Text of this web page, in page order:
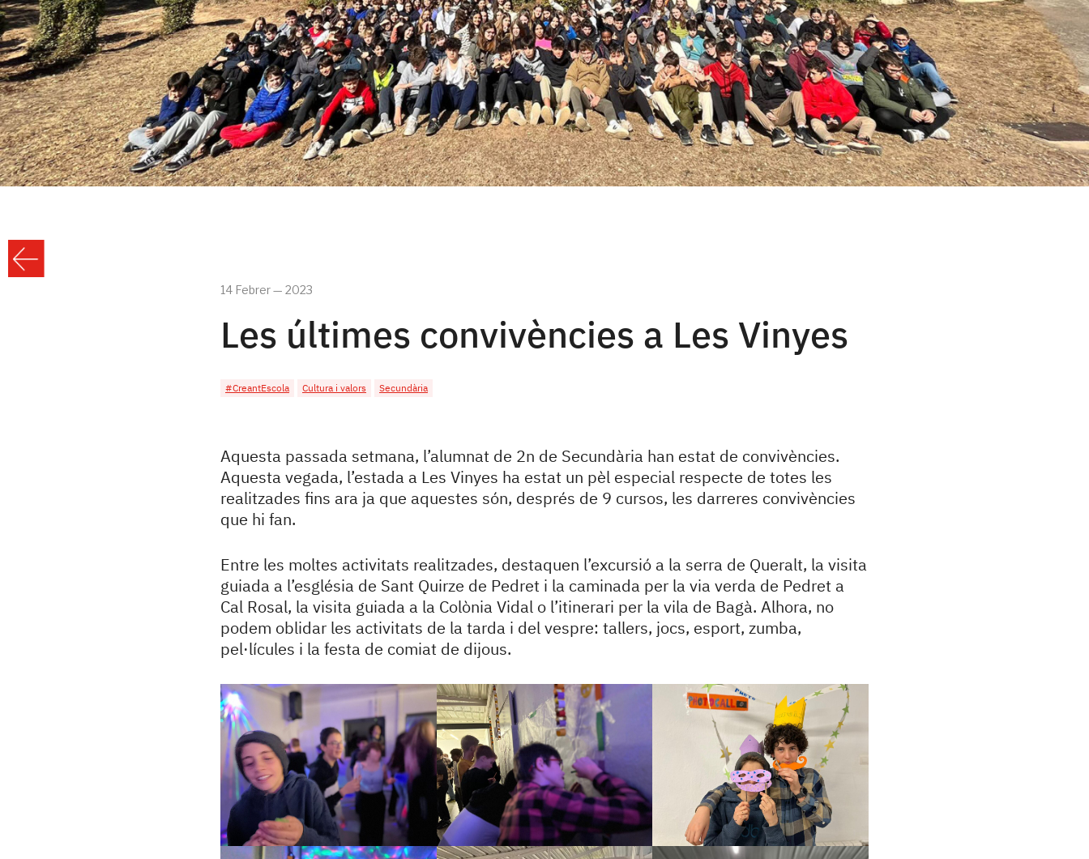
14 Febrer — 2023
Les últimes convivències a Les Vinyes
#CreantEscola Cultura i valors Secundària
Aquesta passada setmana, l’alumnat de 2n de Secundària han estat de convivències.
Aquesta vegada, l’estada a Les Vinyes ha estat un pèl especial respecte de totes les
realitzades fins ara ja que aquestes són, després de 9 cursos, les darreres convivències
que hi fan.
Entre les moltes activitats realitzades, destaquen l’excursió a la serra de Queralt, la visita
guiada a l’església de Sant Quirze de Pedret i la caminada per la via verda de Pedret a
Cal Rosal, la visita guiada a la Colònia Vidal o l’itinerari per la vila de Bagà. Alhora, no
podem oblidar les activitats de la tarda i del vespre: tallers, jocs, esport, zumba,
pel·lícules i la festa de comiat de dijous.